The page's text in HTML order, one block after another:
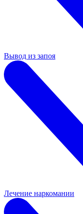
Вывод из запоя
Лечение наркомании